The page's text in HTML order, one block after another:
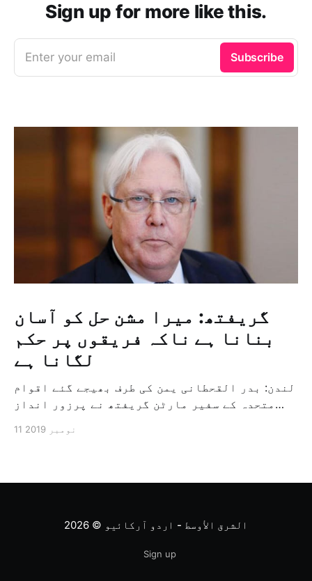
Sign up for more like this.
Enter your email Subscribe
گریفتھ: میرا مشن حل کو آسان
بنانا ہے ناکہ فریقوں پر حکم
لگانا ہے
لندن: بدر القحطانی یمن کی طرف بھیجے گئے اقوام
متحدہ کے سفیر مارٹن گریفتھ نے پرزور انداز
ثالثی اور اس کشمکش کی حدبندی کرنے کے لئے ایک
11 نومبر 2019
الشرق الأوسط - اردو آرکائیو © 2026
Sign up